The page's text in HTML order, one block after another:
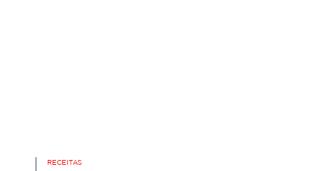
RECEITAS